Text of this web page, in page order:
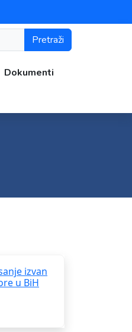
Pretraži
Dokumenti
izvan
u BiH